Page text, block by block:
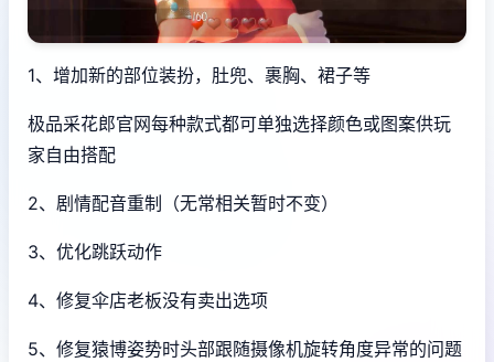
1、增加新的部位装扮，肚兜、裹胸、裙子等
极品采花郎官网每种款式都可单独选择颜色或图案供玩
家自由搭配
2、剧情配音重制（无常相关暂时不变）
3、优化跳跃动作
4、修复伞店老板没有卖出选项
5、修复猿博姿势时头部跟随摄像机旋转角度异常的问题